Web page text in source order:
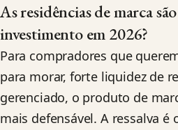
As residências de marca
investimento em 2026?
Para compradores que
para morar, forte liquidez de
gerenciado, o produto de
mais defensável. A ressalva é